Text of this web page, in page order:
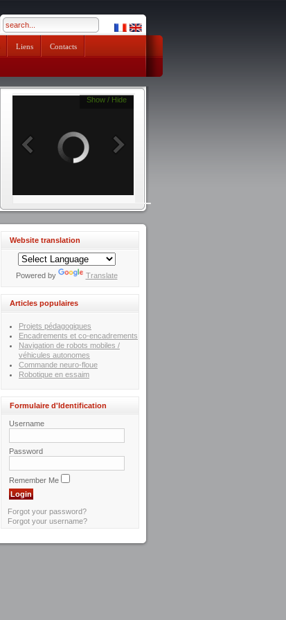
pendik escort
Liens Contacts
Show / Hide
Website translation
Powered by Translate
Articles populaires
Projets pédagogiques
Encadrements et co-encadrements
Navigation de robots mobiles /
véhicules autonomes
Commande neuro-floue
Robotique en essaim
Formulaire d'Identification
Username
Password
Remember Me
Forgot your password?
Forgot your username?